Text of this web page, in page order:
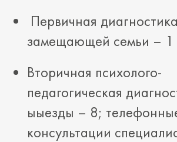
Первичная диагностика
замещающей семьи – 1
Вторичная психолого-
педагогическая
ыыезды – 8;
консультации